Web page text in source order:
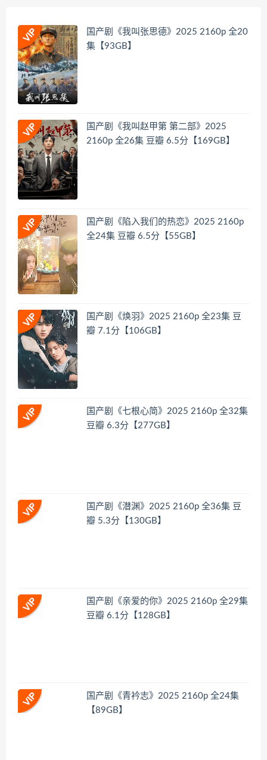
国产剧《我叫张思德》2025 2160p 全20
集【93GB】
国产剧《我叫赵甲第 第二部》2025
2160p 全26集 豆瓣 6.5分【169GB】
国产剧《陷入我们的热恋》2025 2160p
全24集 豆瓣 6.5分【55GB】
国产剧《焕羽》2025 2160p 全23集 豆
瓣 7.1分【106GB】
国产剧《七根心简》2025 2160p 全32集
豆瓣 6.3分【277GB】
国产剧《潜渊》2025 2160p 全36集 豆
瓣 5.3分【130GB】
国产剧《亲爱的你》2025 2160p 全29集
豆瓣 6.1分【128GB】
国产剧《青衿志》2025 2160p 全24集
【89GB】